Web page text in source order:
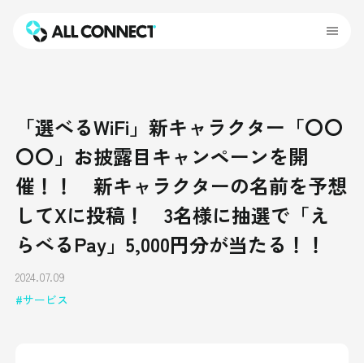
「選べるWiFi」新キャラクター「〇〇
〇〇」お披露目キャンペーンを開
催！！ 新キャラクターの名前を予想
してXに投稿！ 3名様に抽選で「え
らべるPay」5,000円分が当たる！！
2024.07.09
サービス